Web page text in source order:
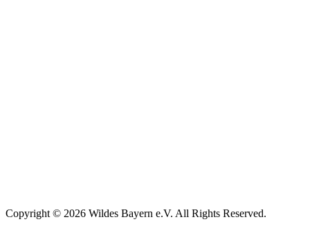
Copyright © 2026 Wildes Bayern e.V. All Rights Reserved.